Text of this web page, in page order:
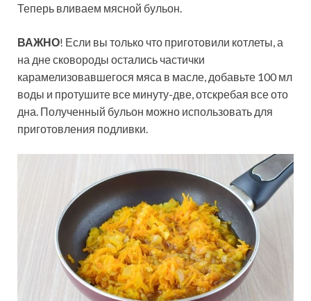
Теперь вливаем мясной бульон.
ВАЖНО! Если вы только что приготовили котлеты, а
на дне сковороды остались частички
карамелизовавшегося мяса в масле, добавьте 100 мл
воды и протушите все минуту-две, отскребая все ото
дна. Полученный бульон можно использовать для
приготовления подливки.